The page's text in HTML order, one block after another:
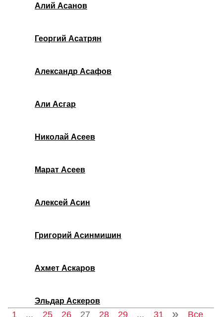
Алий Асанов
Георгий Асатрян
Александр Асафов
Али Асгар
Николай Асеев
Марат Асеев
Алексей Асин
Григорий Асинмишин
Ахмет Аскаров
Эльдар Аскеров
1 ... 25 26 27 28 29 ... 31 Все